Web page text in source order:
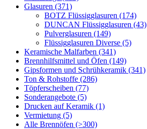
Glasuren (371)
BOTZ Flüssigglasuren (174)
DUNCAN Flüssigglasuren (43)
Pulverglasuren (149)
Flüssigglasuren Diverse (5)
Keramische Malfarben (341)
Brennhilfsmittel und Öfen (149)
Gipsformen und Schrühkeramik (341)
Ton & Rohstoffe (286)
Töpferscheiben (77)
Sonderangebote (5)
Drucken auf Keramik (1)
Vermietung (5)
Alle Brennöfen (>300)